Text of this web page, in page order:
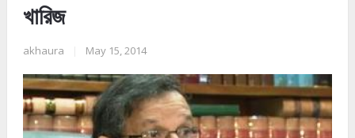
খারিজ
akhaura May 15, 2014